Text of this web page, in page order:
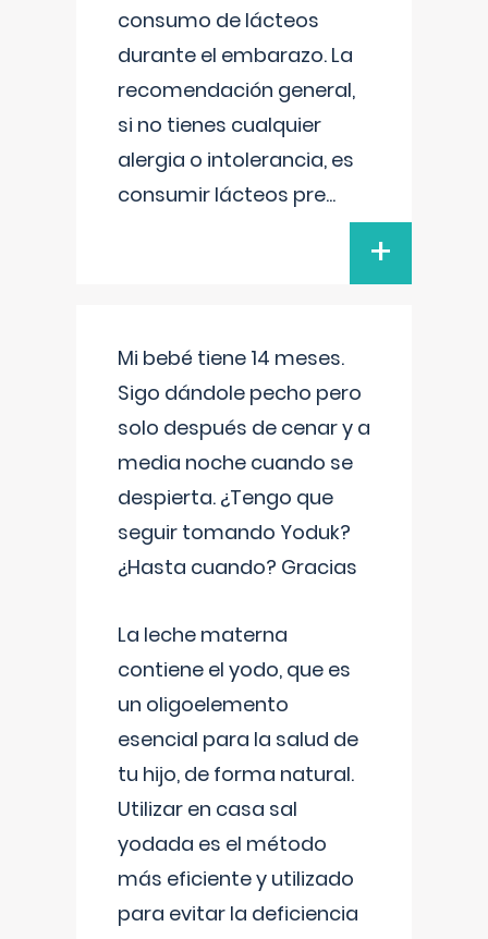
consumo de lácteos
durante el embarazo. La
recomendación general,
si no tienes cualquier
alergia o intolerancia, es
consumir lácteos pre...
+
Mi bebé tiene 14 meses.
Sigo dándole pecho pero
solo después de cenar y a
media noche cuando se
despierta. ¿Tengo que
seguir tomando Yoduk?
¿Hasta cuando? Gracias
La leche materna
contiene el yodo, que es
un oligoelemento
esencial para la salud de
tu hijo, de forma natural.
Utilizar en casa sal
yodada es el método
más eficiente y utilizado
para evitar la deficiencia